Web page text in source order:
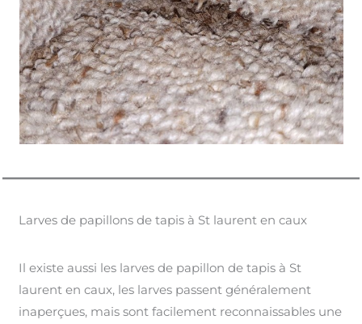
Larves de papillons de tapis à St laurent en caux
Il existe aussi les larves de papillon de tapis à St
laurent en caux, les larves passent généralement
inaperçues, mais sont facilement reconnaissables une